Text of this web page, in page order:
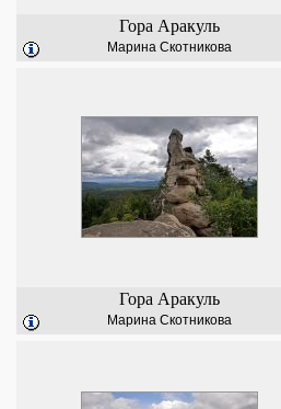
Гора Аракуль
Марина Скотникова
Гора Аракуль
Марина Скотникова